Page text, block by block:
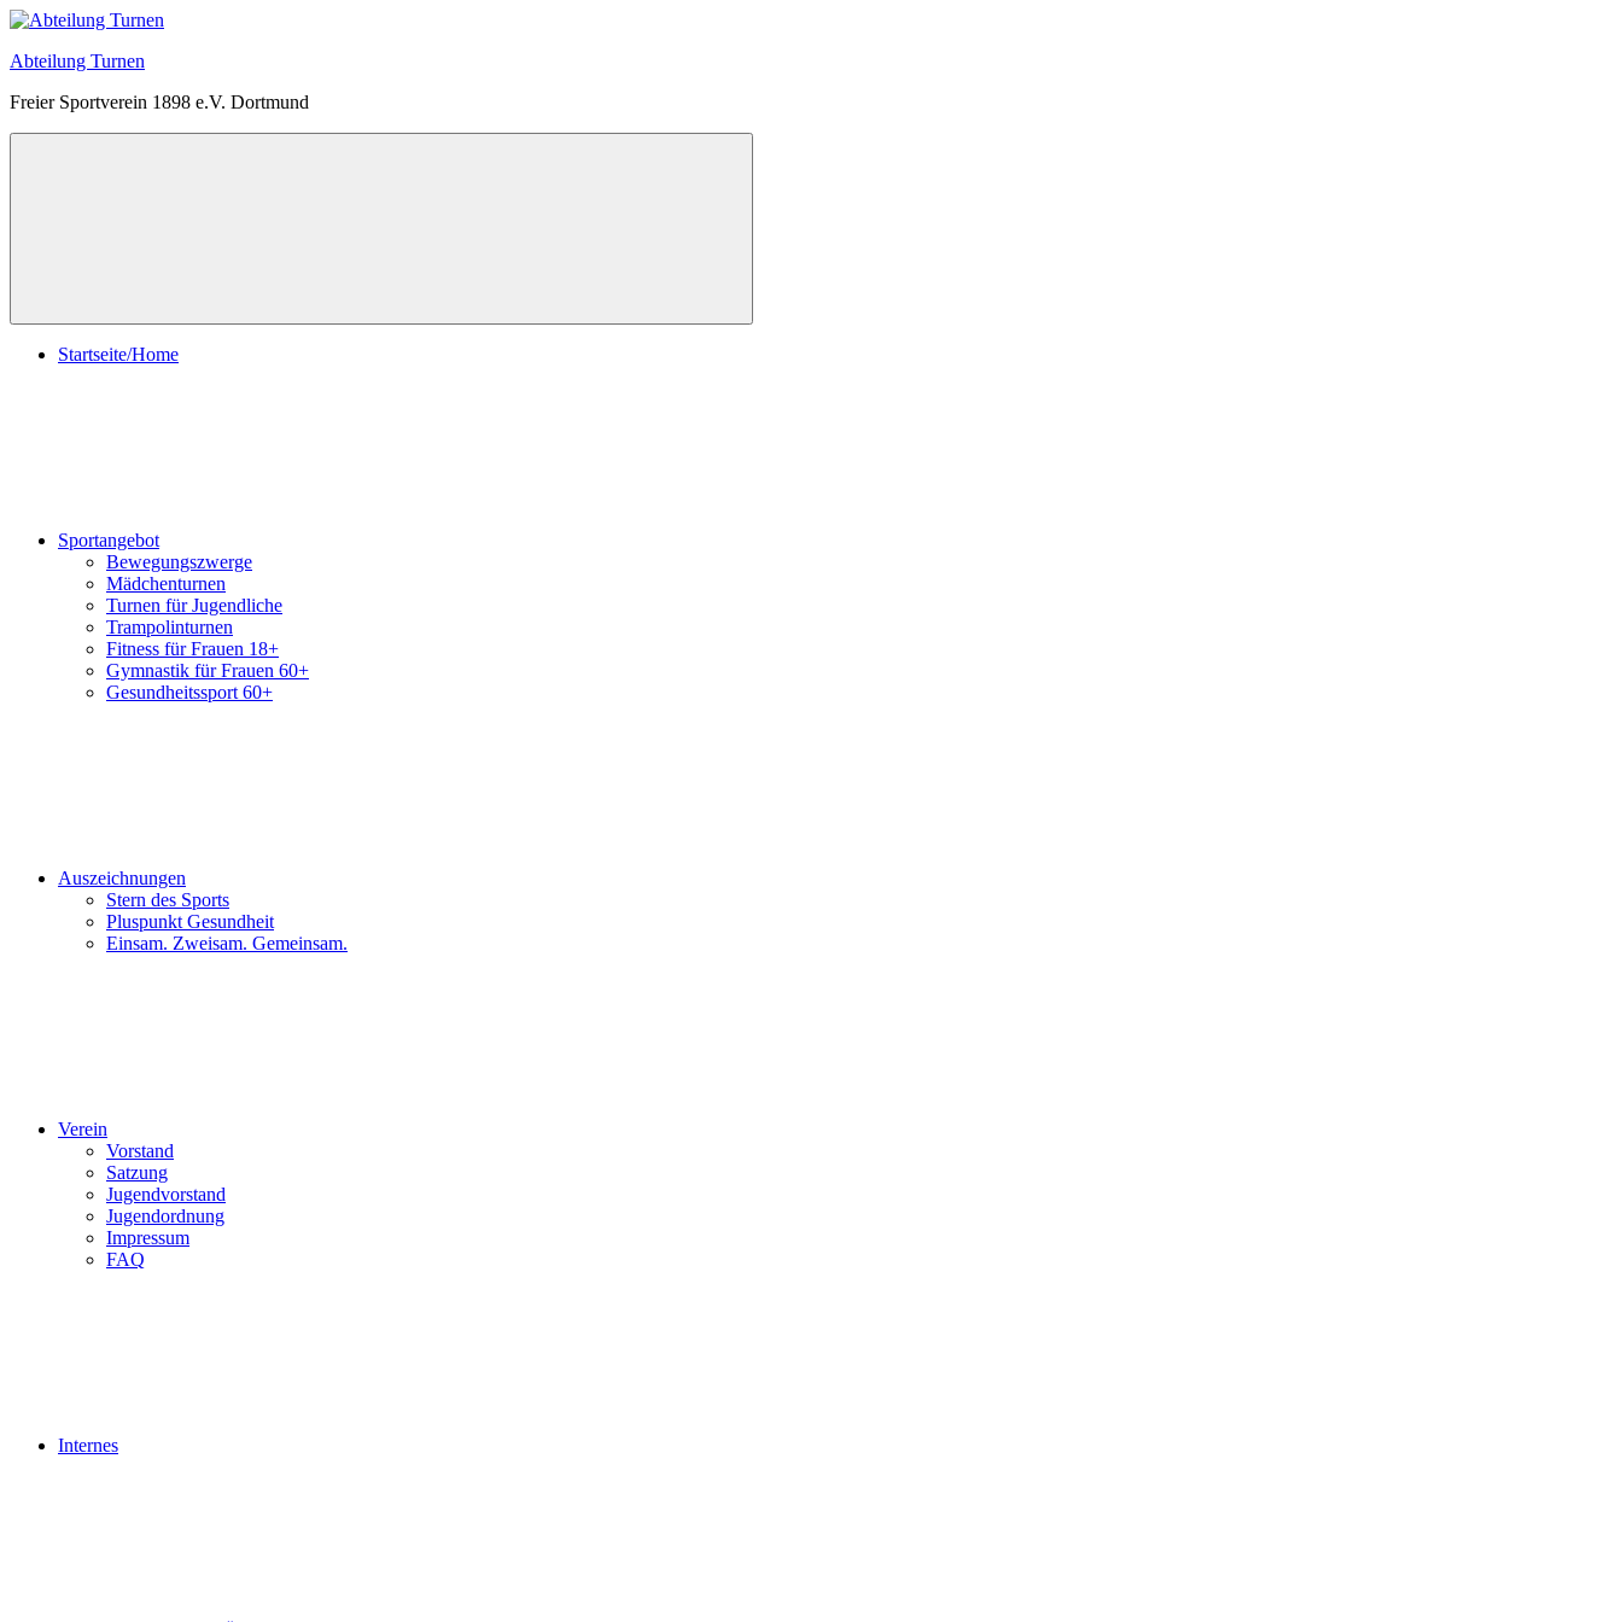
Zum
springen
Abteilung Turnen
Freier Sportverein 1898 e.V. Dortmund
Menü
Startseite/Home
Sportangebot
Bewegungszwerge
Mädchenturnen
Turnen für Jugendliche
Trampolinturnen
Fitness für Frauen 18+
Gymnastik für Frauen 60+
Gesundheitssport 60+
Auszeichnungen
Stern des Sports
Pluspunkt Gesundheit
Einsam. Zweisam. Gemeinsam.
Verein
Vorstand
Satzung
Jugendvorstand
Jugendordnung
Impressum
FAQ
Internes